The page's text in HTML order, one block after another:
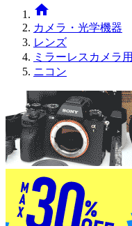
home
カメラ・光学機器
レンズ
ミラーレスカメラ用
ニコン